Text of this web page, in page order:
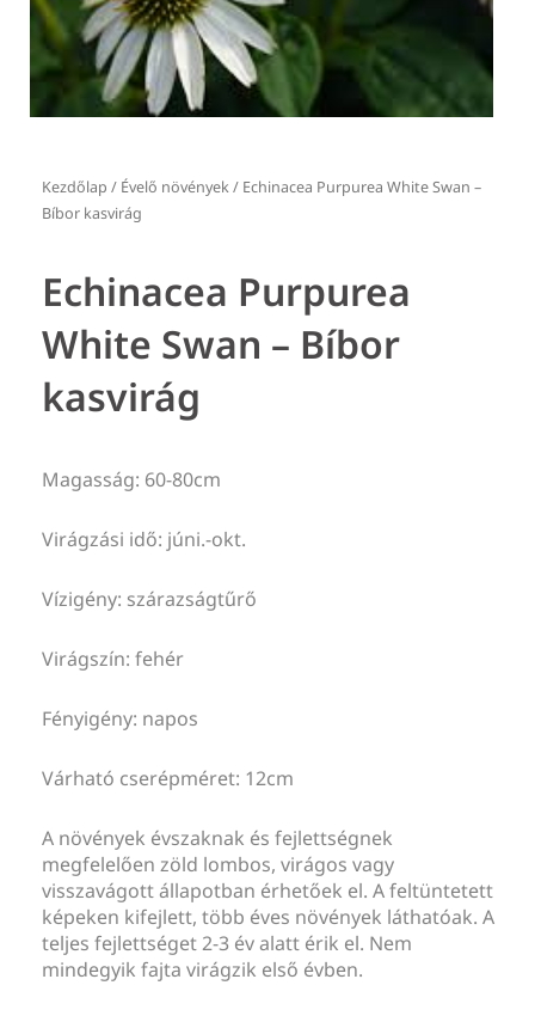
Kezdőlap / Évelő növények/ Echinacea Purpurea White Swan –
Bíbor kasvirág
Echinacea Purpurea
White Swan – Bíbor
kasvirág
Magasság: 60-80cm
Virágzási idő: júni.-okt.
Vízigény: szárazságtűrő
Virágszín: fehér
Fényigény: napos
Várható cserépméret: 12cm
A növények évszaknak és fejlettségnek
megfelelően zöld lombos, virágos vagy
visszavágott állapotban érhetőek el. A feltüntetett
képeken kifejlett, több éves növények láthatóak. A
teljes fejlettséget 2-3 év alatt érik el. Nem
mindegyik fajta virágzik első évben.